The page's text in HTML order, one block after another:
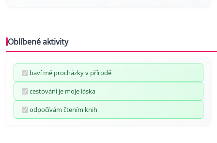
Oblíbené aktivity
baví mě procházky v přírodě
cestování je moje láska
odpočívám čtením knih